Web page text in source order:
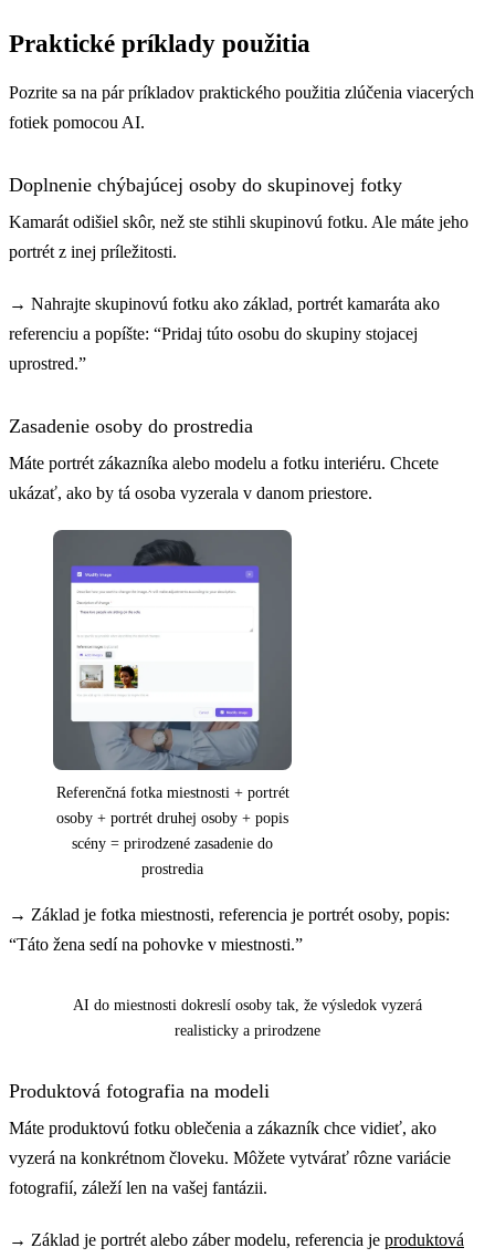
Praktické príklady použitia
Pozrite sa na pár príkladov praktického použitia zlúčenia viacerých
fotiek pomocou AI.
Doplnenie chýbajúcej osoby do skupinovej fotky
Kamarát odišiel skôr, než ste stihli skupinovú fotku. Ale máte jeho
portrét z inej príležitosti.
→ Nahrajte skupinovú fotku ako základ, portrét kamaráta ako
referenciu a popíšte: “Pridaj túto osobu do skupiny stojacej
uprostred.”
Zasadenie osoby do prostredia
Máte portrét zákazníka alebo modelu a fotku interiéru. Chcete
ukázať, ako by tá osoba vyzerala v danom priestore.
Referenčná fotka miestnosti + portrét
osoby + portrét druhej osoby + popis
scény = prirodzené zasadenie do
prostredia
→ Základ je fotka miestnosti, referencia je portrét osoby, popis:
“Táto žena sedí na pohovke v miestnosti.”
Pred Po
AI do miestnosti dokreslí osoby tak, že výsledok vyzerá
realisticky a prirodzene
Produktová fotografia na modeli
Máte produktovú fotku oblečenia a zákazník chce vidieť, ako
vyzerá na konkrétnom človeku. Môžete vytvárať rôzne variácie
fotografií, záleží len na vašej fantázii.
→ Základ je portrét alebo záber modelu, referencia je produktová